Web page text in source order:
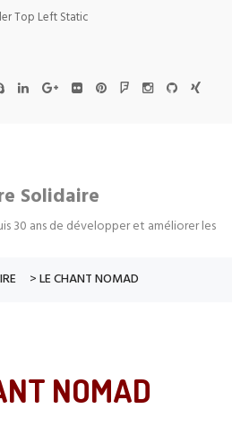
Top Left Static
Solidaire
30 ans de développer et améliorer les
>LE CHANT NOMAD
NOMAD